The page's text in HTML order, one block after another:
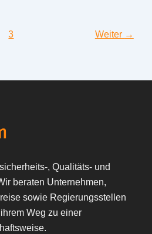
3 Weiter →
, Qualitäts- und
beraten Unternehmen,
sowie Regierungsstellen
Weg zu einer